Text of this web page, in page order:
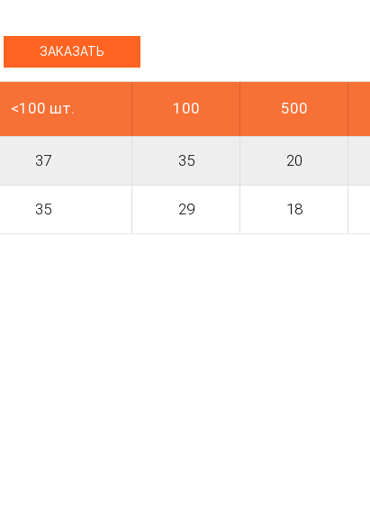
ЗАКАЗАТЬ
<100 шт. 100 500
37 35 20
35 29 18